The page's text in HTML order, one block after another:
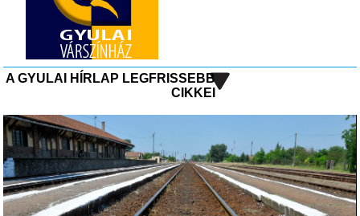
A GYULAI HÍRLAP LEGFRISSEBB
CIKKEI